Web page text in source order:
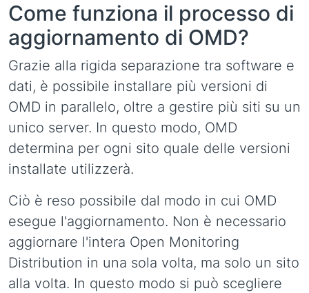
Come funziona il processo di
aggiornamento di OMD?
Grazie alla rigida separazione tra software e
dati, è possibile installare più versioni di
OMD in parallelo, oltre a gestire più siti su un
unico server. In questo modo, OMD
determina per ogni sito quale delle versioni
installate utilizzerà.
Ciò è reso possibile dal modo in cui OMD
esegue l'aggiornamento. Non è necessario
aggiornare l'intera Open Monitoring
Distribution in una sola volta, ma solo un sito
alla volta. In questo modo si può scegliere